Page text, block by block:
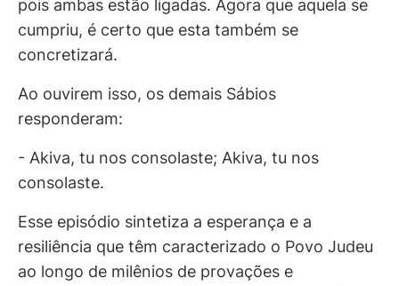
pois ambas estão ligadas. Agora que aquela se
cumpriu, é certo que esta também se
concretizará.
Ao ouvirem isso, os demais Sábios
responderam:
- Akiva, tu nos consolaste; Akiva, tu nos
consolaste.
Esse episódio sintetiza a esperança e a
resiliência que têm caracterizado o Povo Judeu
ao longo de milênios de provações e